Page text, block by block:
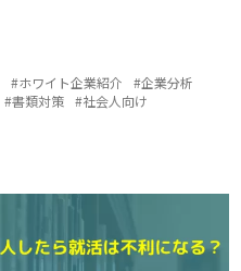
#ホワイト企業紹介
#企業分析
#書類対策
#社会人向け